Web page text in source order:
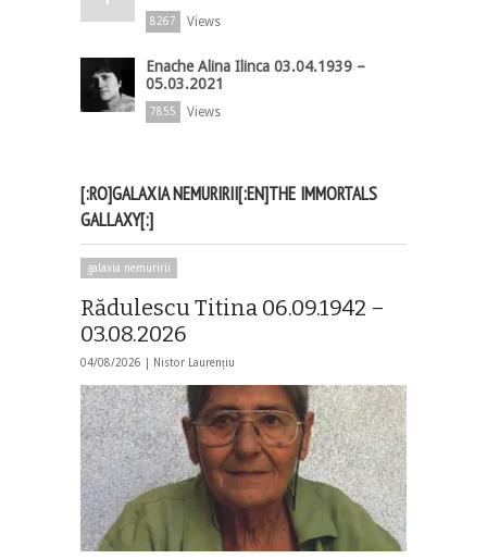
8267 Views
Enache Alina Ilinca 03.04.1939 –
05.03.2021
7855 Views
[:RO]GALAXIA NEMURIRII[:EN]THE IMMORTALS
GALLAXY[:]
galaxia nemuririi
Rădulescu Titina 06.09.1942 –
03.08.2026
04/08/2026 | Nistor Laurențiu